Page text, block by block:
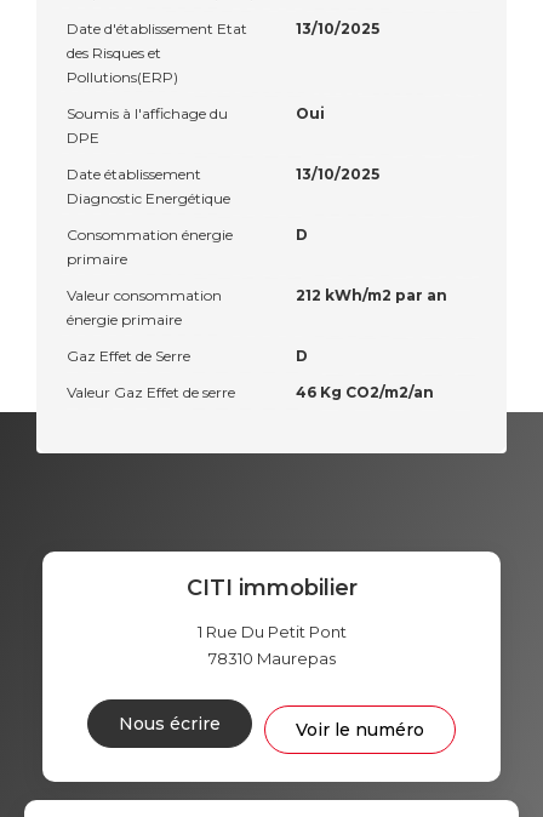
Date d'établissement Etat
des Risques et
Pollutions(ERP)
13/10/2025
Soumis à l'affichage du
DPE
Oui
Date établissement
Diagnostic Energétique
13/10/2025
Consommation énergie
primaire
D
Valeur consommation
énergie primaire
212 kWh/m2 par an
Gaz Effet de Serre
D
Valeur Gaz Effet de serre
46 Kg CO2/m2/an
CITI immobilier
1 Rue Du Petit Pont
78310 Maurepas
Nous écrire Voir le numéro